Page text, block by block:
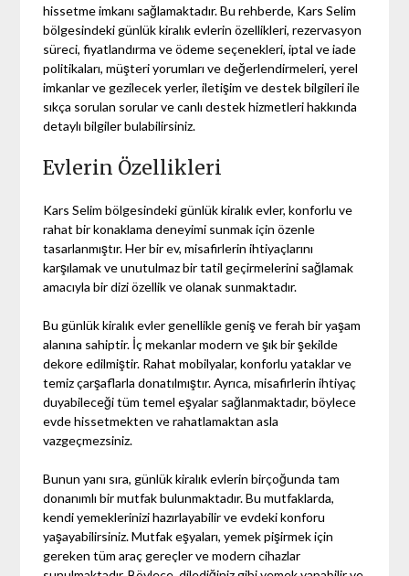
hissetme imkanı sağlamaktadır. Bu rehberde, Kars Selim
bölgesindeki günlük kiralık evlerin özellikleri, rezervasyon
süreci, fiyatlandırma ve ödeme seçenekleri, iptal ve iade
politikaları, müşteri yorumları ve değerlendirmeleri, yerel
imkanlar ve gezilecek yerler, iletişim ve destek bilgileri ile
sıkça sorulan sorular ve canlı destek hizmetleri hakkında
detaylı bilgiler bulabilirsiniz.
Evlerin Özellikleri
Kars Selim bölgesindeki günlük kiralık evler, konforlu ve
rahat bir konaklama deneyimi sunmak için özenle
tasarlanmıştır. Her bir ev, misafirlerin ihtiyaçlarını
karşılamak ve unutulmaz bir tatil geçirmelerini sağlamak
amacıyla bir dizi özellik ve olanak sunmaktadır.
Bu günlük kiralık evler genellikle geniş ve ferah bir yaşam
alanına sahiptir. İç mekanlar modern ve şık bir şekilde
dekore edilmiştir. Rahat mobilyalar, konforlu yataklar ve
temiz çarşaflarla donatılmıştır. Ayrıca, misafirlerin ihtiyaç
duyabileceği tüm temel eşyalar sağlanmaktadır, böylece
evde hissetmekten ve rahatlamaktan asla
vazgeçmezsiniz.
Bunun yanı sıra, günlük kiralık evlerin birçoğunda tam
donanımlı bir mutfak bulunmaktadır. Bu mutfaklarda,
kendi yemeklerinizi hazırlayabilir ve evdeki konforu
yaşayabilirsiniz. Mutfak eşyaları, yemek pişirmek için
gereken tüm araç gereçler ve modern cihazlar